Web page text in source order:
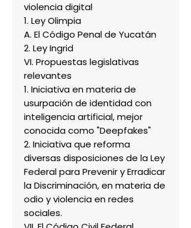
violencia digital
1. Ley Olimpia
A. El Código Penal de Yucatán
2. Ley Ingrid
VI. Propuestas legislativas
relevantes
1. Iniciativa en materia de
usurpación de identidad con
inteligencia artificial, mejor
conocida como "Deepfakes"
2. Iniciativa que reforma
diversas disposiciones de la Ley
Federal para Prevenir y Erradicar
la Discriminación, en materia de
odio y violencia en redes
sociales.